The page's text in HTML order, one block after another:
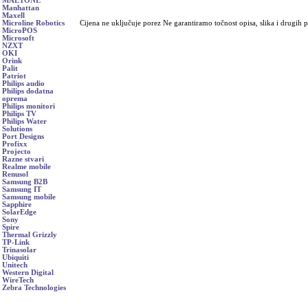
Manhattan
Maxell
Microline Robotics
MicroPOS
Microsoft
NZXT
OKI
Orink
Palit
Patriot
Philips audio
Philips dodatna
oprema
Philips monitori
Philips TV
Philips Water
Solutions
Port Designs
Profixx
Projecto
Razne stvari
Realme mobile
Renusol
Samsung B2B
Samsung IT
Samsung mobile
Sapphire
SolarEdge
Sony
Spire
Thermal Grizzly
TP-Link
Trinasolar
Ubiquiti
Unitech
Western Digital
WireTech
Zebra Technologies
Cijena ne uključuje porez Ne garantiramo točnost opisa, slika i drugih